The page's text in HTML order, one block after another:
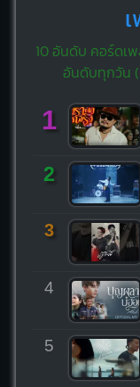
10 อันดับ คอร์ดเ
อันดับทุกวัน (
1
2
3
4
5